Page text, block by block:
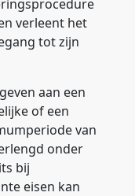
verleent het
tot zijn
aan een
of een
van
onder
bij
eisen kan